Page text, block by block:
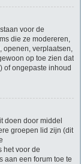
voor de
die ze modereren,
openen, verplaatsen,
op toe zien dat
of ongepaste inhoud
doen door middel
groepen lid zijn (dit
het voor de
aan een forum toe te